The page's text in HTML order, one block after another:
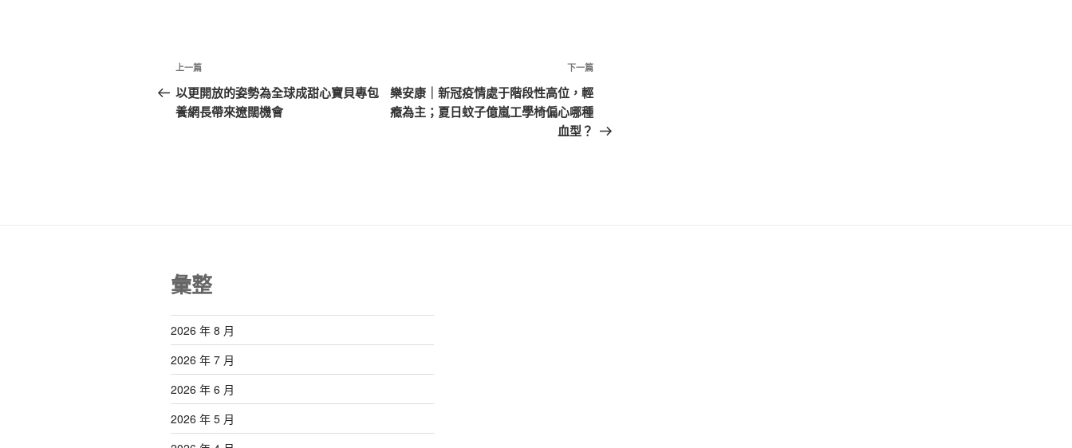
文
章
導
上
一
篇
上一篇
以更開放的姿勢為全球成甜心寶貝專包
養網長帶來遼闊機會
下
一
篇
文
下一篇
樂安康｜新冠疫情處于階段性高位，輕
癥為主；夏日蚊子億嵐工學椅偏心哪種
血型？
彙整
2026 年 8 月
2026 年 7 月
2026 年 6 月
2026 年 5 月